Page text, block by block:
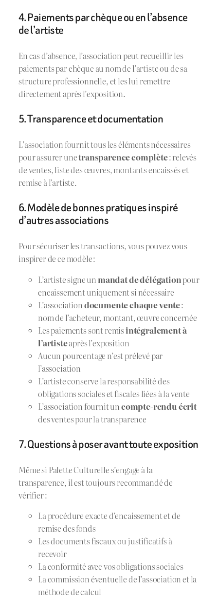
4. Paiements par chèque ou en l’absence
de l’artiste
En cas d’absence, l’association peut recueillir les
paiements par chèque au nom de l’artiste ou de sa
structure professionnelle, et les lui remettre
directement après l’exposition.
5. Transparence et documentation
L’association fournit tous les éléments nécessaires
pour assurer unetransparence complète: relevés
de ventes, liste des œuvres, montants encaissés et
remise à l’artiste.
6. Modèle de bonnes pratiques inspiré
d’autres associations
Pour sécuriser les transactions, vous pouvez vous
inspirer de ce modèle :
L’artiste signe un mandat de délégationpour
encaissement uniquement si nécessaire
L’association documente chaque vente:
nom de l’acheteur, montant, œuvre concernée
Les paiements sont remisintégralement à
l’artisteaprès l’exposition
Aucun pourcentage n’est prélevé par
l’association
L’artiste conserve la responsabilité des
obligations sociales et fiscales liées à la vente
L’association fournit un compte-rendu écrit
des ventes pour la transparence
7. Questions à poser avant toute exposition
Même si Palette Culturelle s’engage à la
transparence, il est toujours recommandé de
vérifier :
La procédure exacte d’encaissement et de
remise des fonds
Les documents fiscaux ou justificatifs à
recevoir
La conformité avec vos obligations sociales
La commission éventuelle de l’association et la
méthode de calcul